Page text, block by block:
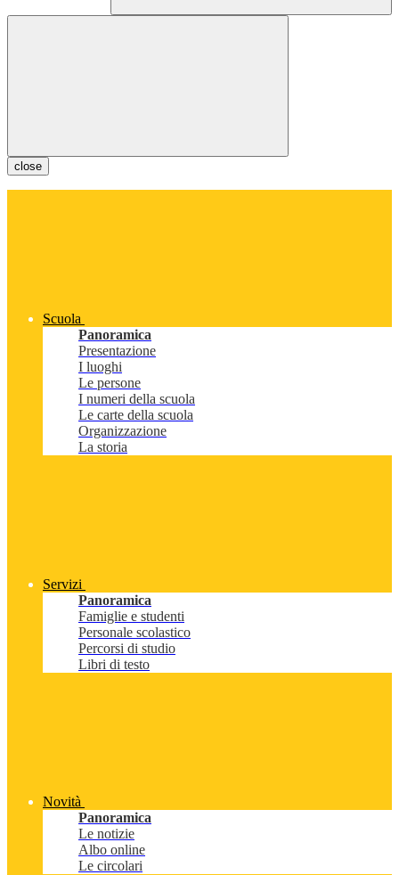
close
Scuola
Panoramica
Presentazione
I luoghi
Le persone
I numeri della scuola
Le carte della scuola
Organizzazione
La storia
Servizi
Panoramica
Famiglie e studenti
Personale scolastico
Percorsi di studio
Libri di testo
Novità
Panoramica
Le notizie
Albo online
Le circolari